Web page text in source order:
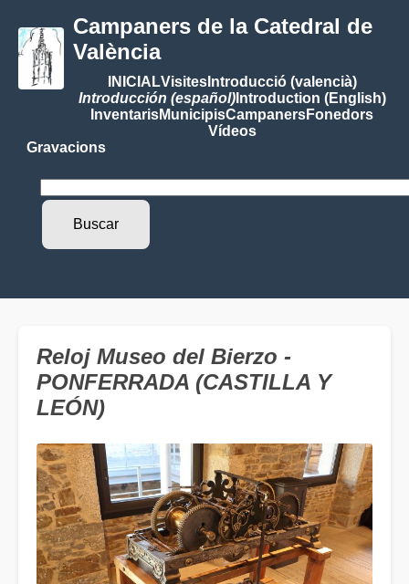
Campaners de la Catedral de
València
INICIALVisitesIntroducció (valencià)
Introducción (español)Introduction (English)
InventarisMunicipisCampanersFonedors
Vídeos
Gravacions
Reloj Museo del Bierzo -
PONFERRADA (CASTILLA Y
LEÓN)